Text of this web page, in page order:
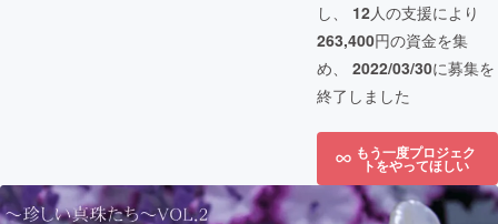
し、 12人の支援により
263,400円の資金を集
め、 2022/03/30に募集を
終了しました
もう一度プロジェク
トをやってほしい